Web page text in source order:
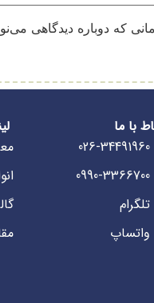
که دوباره دیدگاهی
با ما
026-34491960
0990-3366700
تلگرام
واتساپ